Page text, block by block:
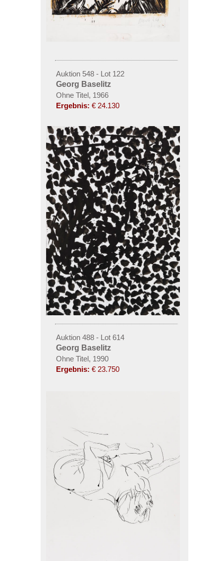
Auktion 548 - Lot 122
Georg Baselitz
Ohne Titel, 1966
Ergebnis: € 24.130
Auktion 488 - Lot 614
Georg Baselitz
Ohne Titel, 1990
Ergebnis: € 23.750